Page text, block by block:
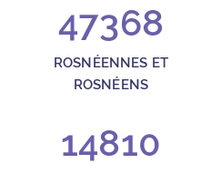
47368
ROSNÉENNES ET
ROSNÉENS
14810